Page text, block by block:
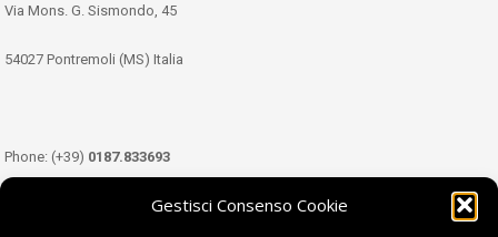
Gestisci Consenso Cookie
Via Mons. G. Sismondo, 45
54027 Pontremoli (MS) Italia
Phone: (+39) 0187.833693
349.3489333